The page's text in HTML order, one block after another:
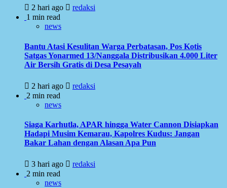
2 hari ago
redaksi
1 min read
news
Bantu Atasi Kesulitan Warga Perbatasan, Pos Kotis
Satgas Yonarmed 13/Nanggala Distribusikan 4.000 Liter
Air Bersih Gratis di Desa Pesayah
2 hari ago
redaksi
2 min read
news
Siaga Karhutla, APAR hingga Water Cannon Disiapkan
Hadapi Musim Kemarau, Kapolres Kudus: Jangan
Bakar Lahan dengan Alasan Apa Pun
3 hari ago
redaksi
2 min read
news